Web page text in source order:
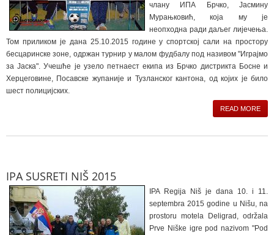
члану ИПА Брчко, Јасмину
Мурањковић, која му је
неопходна ради даљег лијечења.
Том приликом је дана 25.10.2015 године у спортској сали на простору
бесцаринске зоне, одржан турнир у малом фудбалу под називом "Играјмо
за Јаска". Учешће је узело петнаест екипа из Брчко дистрикта Босне и
Херцеговине, Посавске жупаније и Тузланског кантона, од којих је било
шест полицијских.
READ MORE
IPA SUSRETI NIŠ 2015
IPA Regija Niš je dana 10. i 11.
septembra 2015 godine u Nišu, na
prostoru motela Deligrad, održala
Prve Niške igre pod nazivom "Pod